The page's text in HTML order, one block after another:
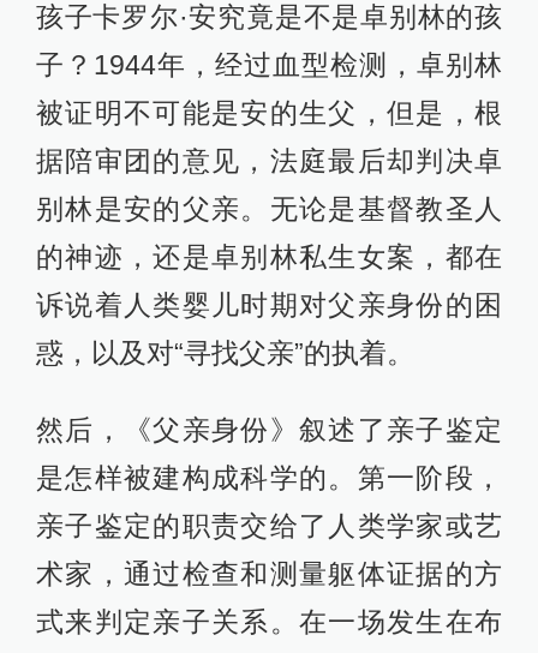
孩子卡罗尔·安究竟是不是卓别林的孩
子？1944年，经过血型检测，卓别林
被证明不可能是安的生父，但是，根
据陪审团的意见，法庭最后却判决卓
别林是安的父亲。无论是基督教圣人
的神迹，还是卓别林私生女案，都在
诉说着人类婴儿时期对父亲身份的困
惑，以及对“寻找父亲”的执着。
然后，《父亲身份》叙述了亲子鉴定
是怎样被建构成科学的。第一阶段，
亲子鉴定的职责交给了人类学家或艺
术家，通过检查和测量躯体证据的方
式来判定亲子关系。在一场发生在布